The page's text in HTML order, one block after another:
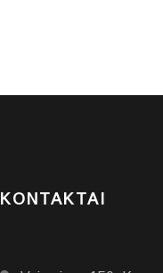
KONTAKTAI